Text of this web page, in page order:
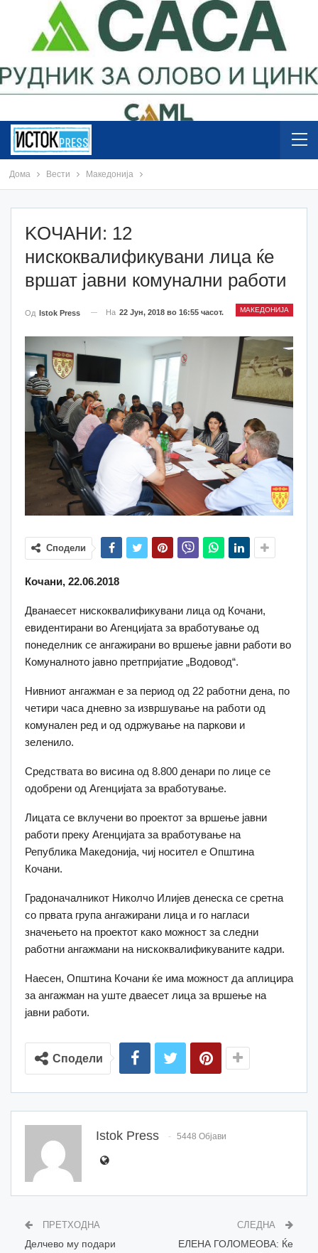
Дома Вести Македонија
KOЧАНИ: 12
нискоквалификувани лица ќе
вршат јавни комунални работи
МАКЕДОНИЈА
Од Istok Press На 22 Јун, 2018 во 16:55 часот.
Сподели
Кочани, 22.06.2018
Дванаесет нискоквалификувани лица од Кочани,
евидентирани во Агенцијата за вработување од
понеделник се ангажирани во вршење јавни работи во
Комуналното јавно претпријатие „Водовод“.
Нивниот ангажман е за период од 22 работни дена, по
четири часа дневно за извршување на работи од
комунален ред и од одржување на паркови и
зеленило.
Средствата во висина од 8.800 денари по лице се
одобрени од Агенцијата за вработување.
Лицата се вклучени во проектот за вршење јавни
работи преку Агенцијата за вработување на
Република Македонија, чиј носител е Општина
Кочани.
Градоначалникот Николчо Илијев денеска се сретна
со првата група ангажирани лица и го нагласи
значењето на проектот како можност за следни
работни ангажмани на нискоквалификуваните кадри.
Наесен, Општина Кочани ќе има можност да аплицира
за ангажман на уште дваесет лица за вршење на
јавни работи.
Сподели
Istok Press 5448 Објави
ПРЕТХОДНА
Делчево му подари
СЛЕДНА
ЕЛЕНА ГОЛОМЕОВА: Ќе